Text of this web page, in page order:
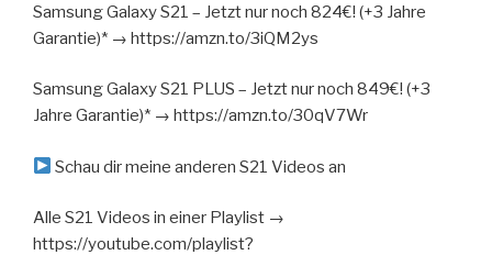
Samsung Galaxy S21 – Jetzt nur noch 824€! (+3 Jahre
Garantie)* → https://amzn.to/3iQM2ys
Samsung Galaxy S21 PLUS – Jetzt nur noch 849€! (+3
Jahre Garantie)* → https://amzn.to/30qV7Wr
Schau dir meine anderen S21 Videos an
Alle S21 Videos in einer Playlist →
https://youtube.com/playlist?